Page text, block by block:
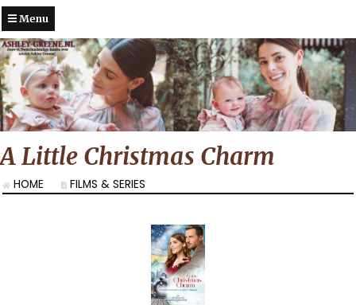
Menu
A Little Christmas Charm
HOME FILMS & SERIES